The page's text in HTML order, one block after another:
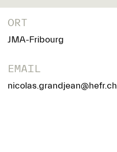
ORT
JMA-Fribourg
EMAIL
nicolas.grandjean@hefr.ch